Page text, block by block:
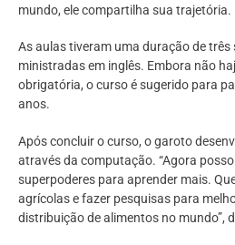
mundo, ele compartilha sua trajetória.
As aulas tiveram uma duração de três
ministradas em inglês. Embora não
obrigatória, o curso é sugerido para
anos.
Após concluir o curso, o garoto
através da computação. “Agora
superpoderes para aprender mais.
agrícolas e fazer pesquisas para
distribuição de alimentos no mundo”,